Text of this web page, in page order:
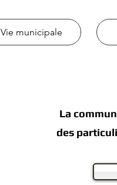
Vie municipale
La
des